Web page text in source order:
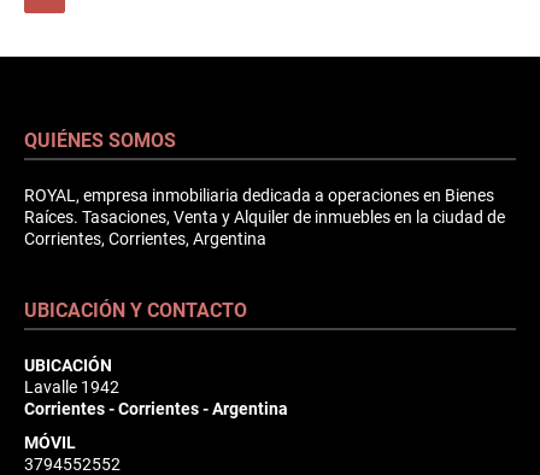
QUIÉNES SOMOS
ROYAL, empresa inmobiliaria dedicada a operaciones en Bienes
Raíces. Tasaciones, Venta y Alquiler de inmuebles en la ciudad de
Corrientes, Corrientes, Argentina
UBICACIÓN Y CONTACTO
UBICACIÓN
Lavalle 1942
Corrientes - Corrientes - Argentina
MÓVIL
3794552552